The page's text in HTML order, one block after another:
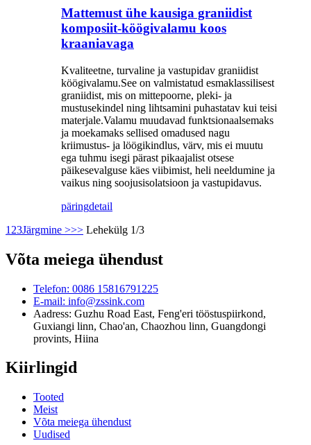
Mattemust ühe kausiga graniidist
komposiit-köögivalamu koos
kraaniavaga
Kvaliteetne, turvaline ja vastupidav graniidist
köögivalamu.See on valmistatud esmaklassilisest
graniidist, mis on mittepoorne, pleki- ja
mustusekindel ning lihtsamini puhastatav kui teisi
materjale.Valamu muudavad funktsionaalsemaks
ja moekamaks sellised omadused nagu
kriimustus- ja löögikindlus, värv, mis ei muutu
ega tuhmu isegi pärast pikaajalist otsese
päikesevalguse käes viibimist, heli neeldumine ja
vaikus ning soojusisolatsioon ja vastupidavus.
päringdetail
1 23Järgmine >>> Lehekülg 1/3
Võta meiega ühendust
Telefon: 0086 15816791225
E-mail: info@zssink.com
Aadress: Guzhu Road East, Feng'eri tööstuspiirkond,
Guxiangi linn, Chao'an, Chaozhou linn, Guangdongi
provints, Hiina
Kiirlingid
Tooted
Meist
Võta meiega ühendust
Uudised